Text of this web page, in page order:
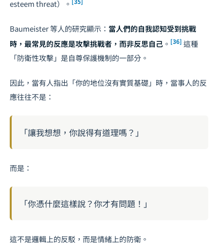
esteem threat）。
Baumeister 等人的研究顯示： 當人們的自我認知受到挑戰
時，最常見的反應是攻擊挑戰者，而非反思自己 。 [36] 這種
「防衛性攻擊」是自尊保護機制的一部分。
因此，當有人指出「你的地位沒有實質基礎」時，當事人的反
應往往不是：
「讓我想想，你說得有道理嗎？」
而是：
「你憑什麼這樣說？你才有問題！」
這不是邏輯上的反駁，而是情緒上的防衛。